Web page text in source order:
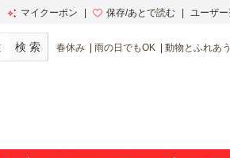
マイクーポン 保存/あとで読む ユーザ
春休み 雨の日でもOK 動物とふれあう